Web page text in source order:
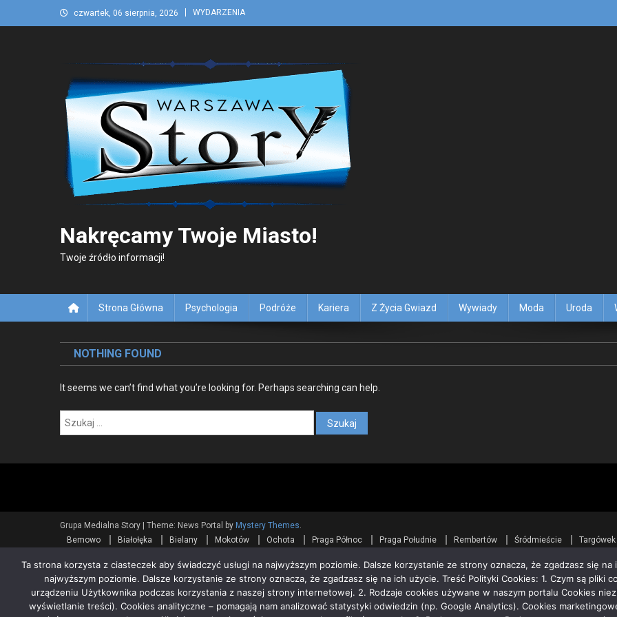
to
czwartek, 06 sierpnia, 2026 WYDARZENIA
Nakręcamy Twoje Miasto!
Twoje źródło informacji!
Strona Główna Psychologia Podróże Kariera Z Życia Gwiazd Wywiady Moda Uroda
NOTHING FOUND
It seems we can’t find what you’re looking for. Perhaps searching can help.
Szukaj:
Grupa Medialna Story Theme: News Portal by Mystery Themes.
Bemowo
Białołęka Bielany Mokotów Ochota Praga Północ Praga Południe Rembertów Śródmieście Targówek
Ta strona korzysta z ciasteczek aby świadczyć usługi na najwyższym poziomie. Dalsze korzystanie ze strony oznacza, że zgadzasz się
najwyższym poziomie. Dalsze korzystanie ze strony oznacza, że zgadzasz się na ich użycie. Treść Polityki Cookies: 1. Czym są
urządzeniu Użytkownika podczas korzystania z naszej strony internetowej. 2. Rodzaje cookies używane w naszym portalu Cookies
wyświetlanie treści). Cookies analityczne – pomagają nam analizować statystyki odwiedzin (np. Google Analytics). Cookies